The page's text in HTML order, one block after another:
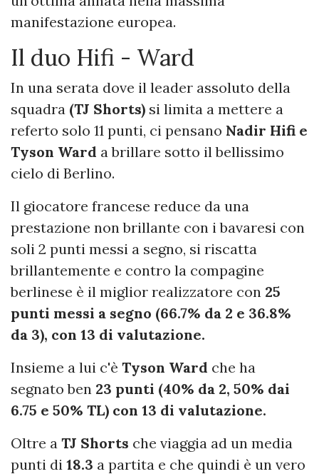
manifestazione europea.
Il duo Hifi - Ward
In una serata dove il leader assoluto della
squadra (TJ Shorts) si limita a mettere a
referto solo 11 punti, ci pensano Nadir Hifi e
Tyson Ward a brillare sotto il bellissimo
cielo di Berlino.
Il giocatore francese reduce da una
prestazione non brillante con i bavaresi con
soli 2 punti messi a segno, si riscatta
brillantemente e contro la compagine
berlinese è il miglior realizzatore con 25
punti messi a segno (66.7% da 2 e 36.8%
da 3), con 13 di valutazione.
Insieme a lui c'è Tyson Ward che ha
segnato ben 23 punti (40% da 2, 50% dai
6.75 e 50% TL) con 13 di valutazione.
Oltre a TJ Shorts che viaggia ad un media
punti di 18.3 a partita e che quindi è un vero